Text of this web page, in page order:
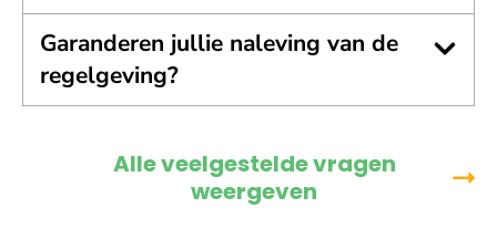
Garanderen jullie naleving van de
regelgeving?
Alle veelgestelde vragen
weergeven